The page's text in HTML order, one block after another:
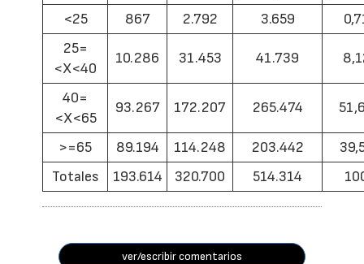
<25
867 2.792 3.659
25=
<X<40
10.286 31.453 41.739
40=
<X<65
93.267 172.207 265.474
>=65 89.194 114.248 203.442
Totales
193.614 320.700 514.314
ver/escribir comentarios